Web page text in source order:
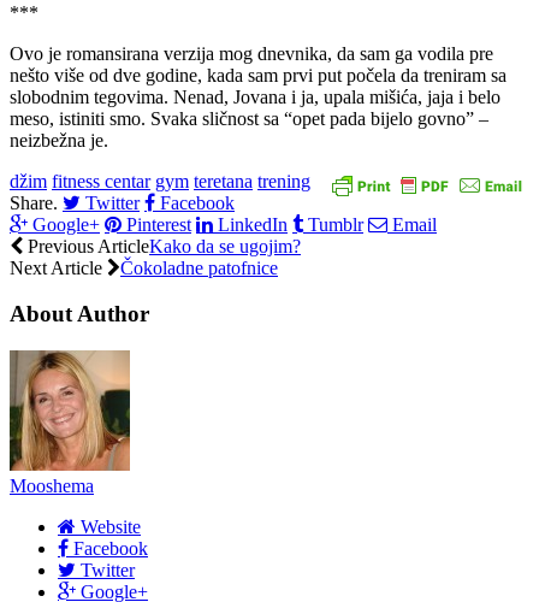
***
Ovo je romansirana verzija mog dnevnika, da sam ga vodila pre
nešto više od dve godine, kada sam prvi put počela da treniram sa
slobodnim tegovima. Nenad, Jovana i ja, upala mišića, jaja i belo
meso, istiniti smo. Svaka sličnost sa “opet pada bijelo govno” –
neizbežna je.
džim fitness centar gym teretana trening
Share.
Twitter
Facebook
Google+
Pinterest LinkedIn Tumblr Email
Previous ArticleKako da se ugojim?
Next Article
Čokoladne patofnice
About Author
Mooshema
Website
Facebook
Twitter
Google+